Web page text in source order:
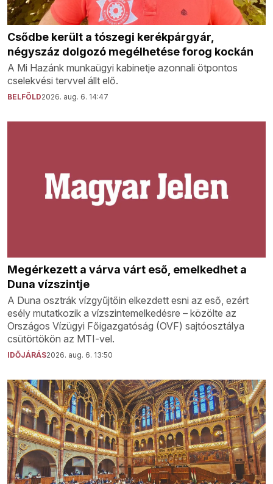
Csődbe került a tószegi kerékpárgyár,
négyszáz dolgozó megélhetése forog kockán
A Mi Hazánk munkaügyi kabinetje azonnali ötpontos
cselekvési tervvel állt elő.
BELFÖLD2026. aug. 6. 14:47
Megérkezett a várva várt eső, emelkedhet a
Duna vízszintje
A Duna osztrák vízgyűjtőin elkezdett esni az eső, ezért
esély mutatkozik a vízszintemelkedésre – közölte az
Országos Vízügyi Főigazgatóság (OVF) sajtóosztálya
csütörtökön az MTI-vel.
IDŐJÁRÁS2026. aug. 6. 13:50